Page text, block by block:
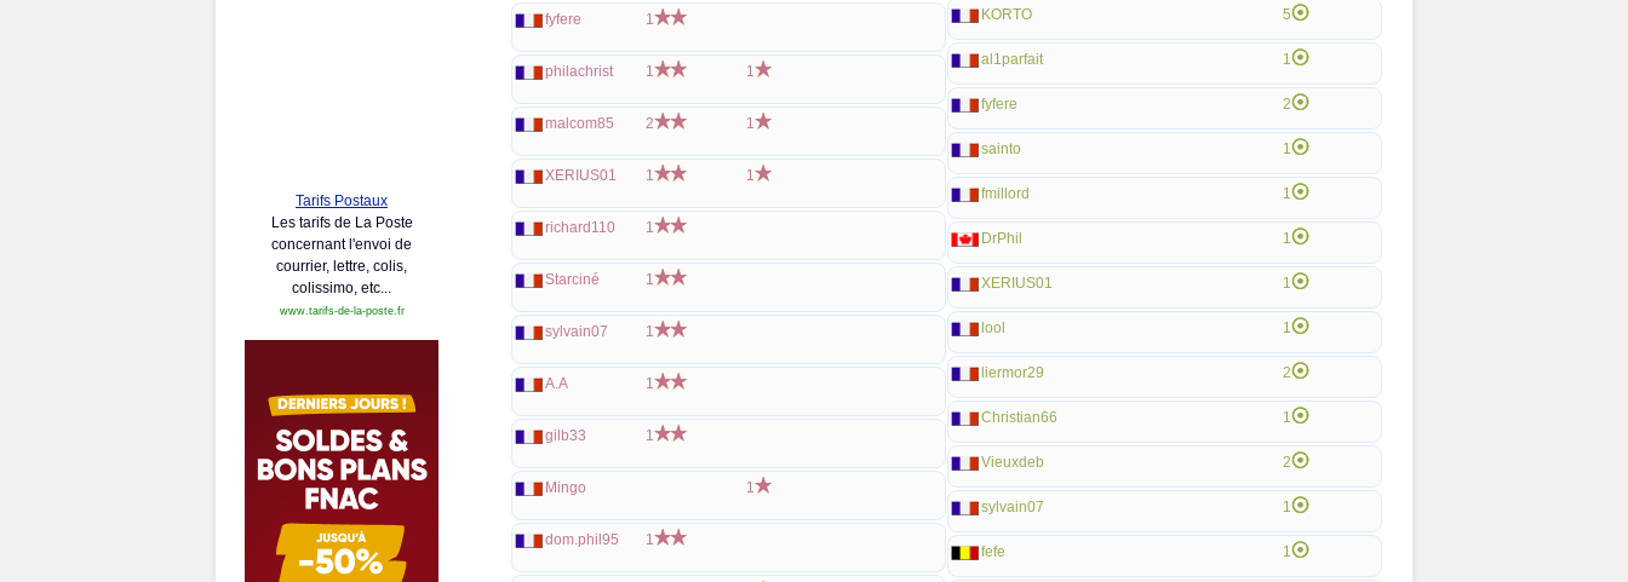
Tarifs Postaux
Les tarifs de La Poste
concernant l'envoi de
courrier, lettre, colis,
colissimo, etc...
www.tarifs-de-la-poste.fr
fyfere 1
philachrist 1 1
malcom85 2 1
XERIUS01 1 1
richard110 1
Starciné 1
sylvain07 1
A.A 1
gilb33 1
Mingo 1
dom.phil95 1
KORTO 5
al1parfait 1
fyfere 2
sainto 1
fmillord 1
DrPhil 1
XERIUS01 1
lool 1
liermor29 2
Christian66 1
Vieuxdeb 2
sylvain07 1
fefe 1